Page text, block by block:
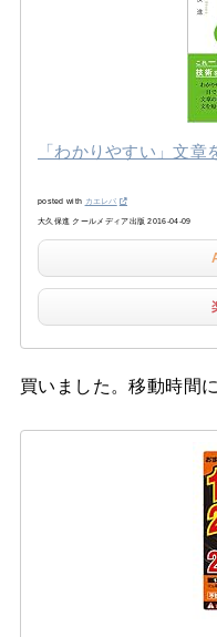
「わかりやすい」文章
posted with カエレバ
大久保進 クールメディア出版 2016-04-09
買いました。移動時間に